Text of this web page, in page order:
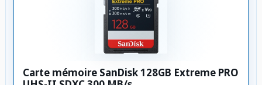
Carte mémoire SanDisk 128GB Extreme PRO